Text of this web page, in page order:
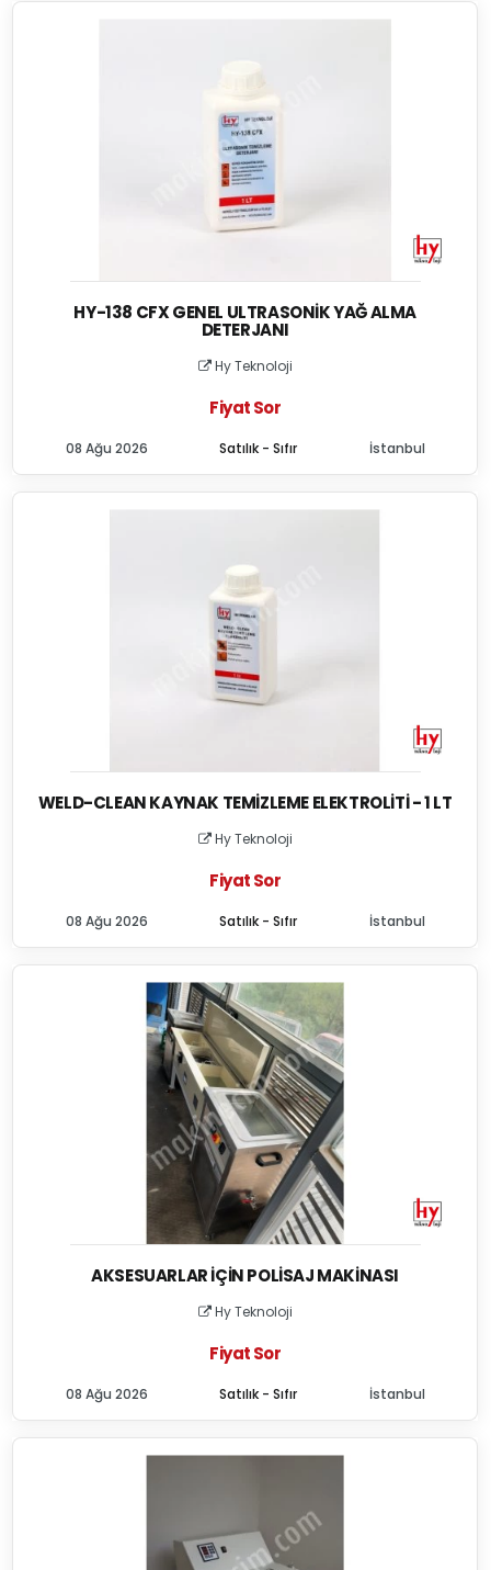
HY-138 CFX GENEL ULTRASONIK YAĞ ALMA
DETERJANI
Hy Teknoloji
Fiyat Sor
Satılık - Sıfır
08 Ağu 2026 İstanbul
WELD-CLEAN KAYNAK TEMIZLEME ELEKTROLITI - 1 LT
Hy Teknoloji
Fiyat Sor
Satılık - Sıfır
08 Ağu 2026 İstanbul
AKSESUARLAR İÇIN POLISAJ MAKINASI
Hy Teknoloji
Fiyat Sor
Satılık - Sıfır
08 Ağu 2026 İstanbul